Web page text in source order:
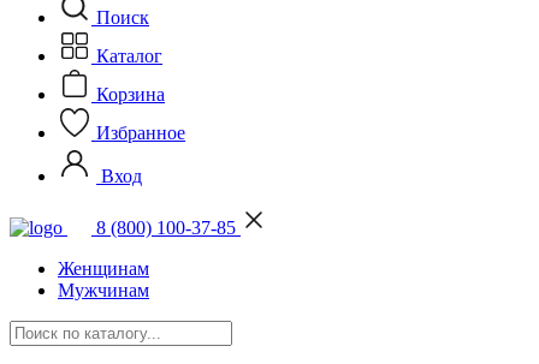
Поиск
Каталог
Корзина
Избранное
Вход
8 (800) 100-37-85
Женщинам
Мужчинам